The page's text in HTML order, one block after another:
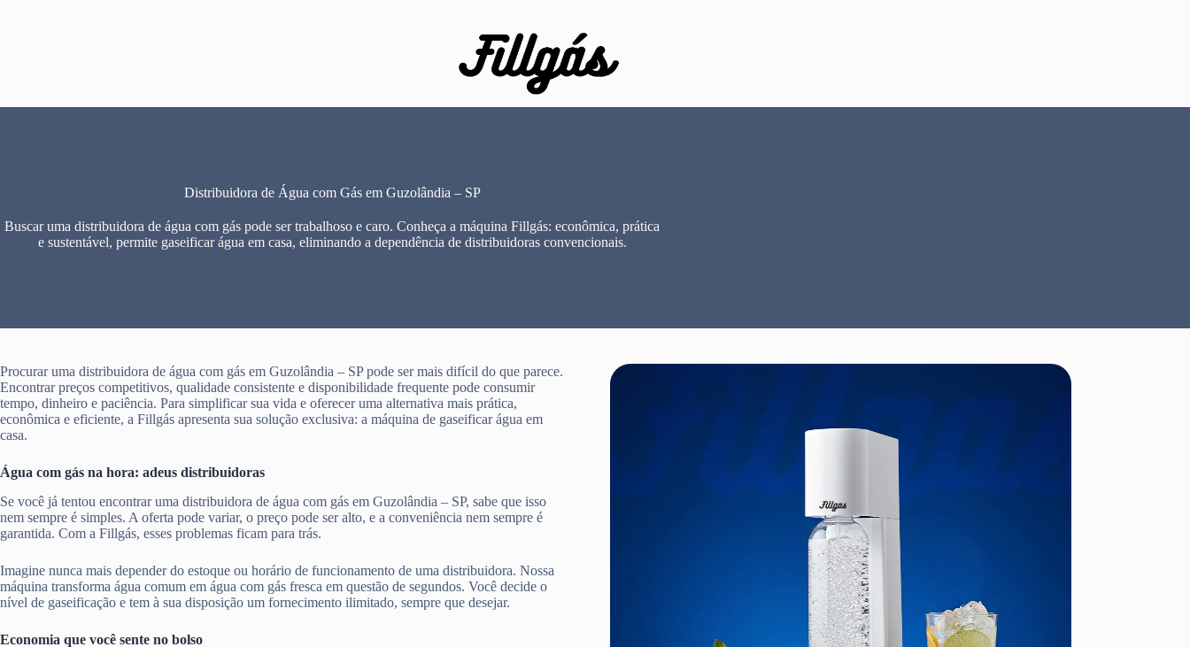
Distribuidora de Água com Gás em Guzolândia – SP
Buscar uma distribuidora de água com gás pode ser trabalhoso e caro. Conheça a máquina Fillgás: econômica, prática
e sustentável, permite gaseificar água em casa, eliminando a dependência de distribuidoras convencionais.
Procurar uma distribuidora de água com gás em Guzolândia – SP pode ser mais difícil do que parece.
Encontrar preços competitivos, qualidade consistente e disponibilidade frequente pode consumir
tempo, dinheiro e paciência. Para simplificar sua vida e oferecer uma alternativa mais prática,
econômica e eficiente, a Fillgás apresenta sua solução exclusiva: a máquina de gaseificar água em
casa.
Água com gás na hora: adeus distribuidoras
Se você já tentou encontrar uma distribuidora de água com gás em Guzolândia – SP, sabe que isso
nem sempre é simples. A oferta pode variar, o preço pode ser alto, e a conveniência nem sempre é
garantida. Com a Fillgás, esses problemas ficam para trás.
Imagine nunca mais depender do estoque ou horário de funcionamento de uma distribuidora. Nossa
máquina transforma água comum em água com gás fresca em questão de segundos. Você decide o
nível de gaseificação e tem à sua disposição um fornecimento ilimitado, sempre que desejar.
Economia que você sente no bolso